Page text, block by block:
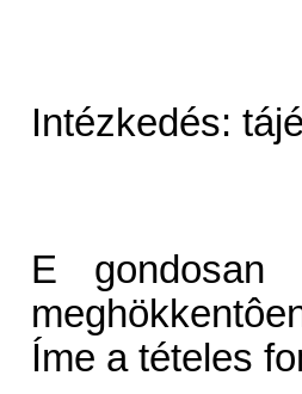
Intézkedés:
E gondosan
Íme a tételes